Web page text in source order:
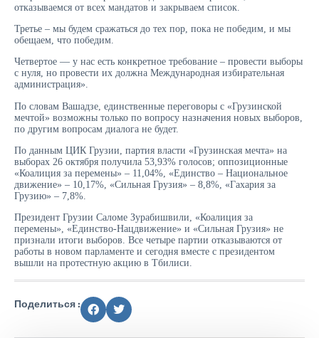
отказываемся от всех мандатов и закрываем список.
Третье – мы будем сражаться до тех пор, пока не победим, и мы
обещаем, что победим.
Четвертое — у нас есть конкретное требование – провести выборы
с нуля, но провести их должна Международная избирательная
администрация».
По словам Вашадзе, единственные переговоры с «Грузинской
мечтой» возможны только по вопросу назначения новых выборов,
по другим вопросам диалога не будет.
По данным ЦИК Грузии, партия власти «Грузинская мечта» на
выборах 26 октября получила 53,93% голосов; оппозиционные
«Коалиция за перемены» – 11,04%, «Единство – Национальное
движение» – 10,17%, «Сильная Грузия» – 8,8%, «Гахария за
Грузию» – 7,8%.
Президент Грузии Саломе Зурабишвили, «Коалиция за
перемены», «Единство-Нацдвижение» и «Сильная Грузия» не
признали итоги выборов. Все четыре партии отказываются от
работы в новом парламенте и сегодня вместе с президентом
вышли на протестную акцию в Тбилиси.
Поделиться :